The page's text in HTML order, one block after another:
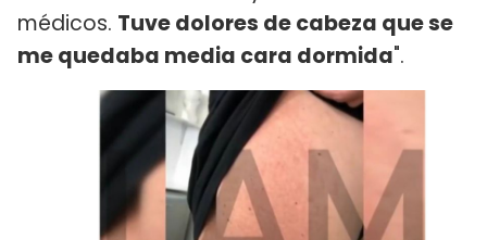
médicos. Tuve dolores de cabeza que se
me quedaba media cara dormida".